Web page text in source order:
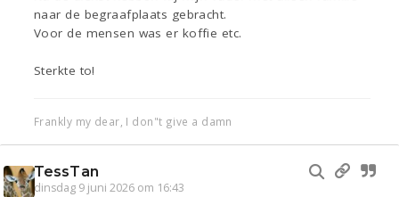
naar de begraafplaats gebracht.
Voor de mensen was er koffie etc.
Sterkte to!
Frankly my dear, I don"t give a damn
TessTan
dinsdag 9 juni 2026 om 16:43